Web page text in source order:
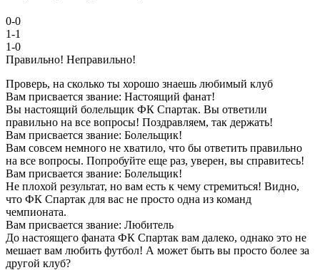
0-0
1-1
1-0
Правильно! Неправильно!
Проверь, на сколько ты хорошо знаешь любимый клуб
Вам присвается звание: Настоящий фанат!
Вы настоящий болельщик ФК Спартак. Вы ответили
правильно на все вопросы! Поздравляем, так держать!
Вам присвается звание: Болельщик!
Вам совсем немного не хватило, что бы ответить правильно
на все вопросы. Попробуйте еще раз, уверен, вы справитесь!
Вам присвается звание: Болельщик!
Не плохой результат, но вам есть к чему стремиться! Видно,
что ФК Спартак для вас не просто одна из команд
чемпионата.
Вам присвается звание: Любитель
До настоящего фаната ФК Спартак вам далеко, однако это не
мешает вам любить футбол! А может быть вы просто более за
другой клуб?